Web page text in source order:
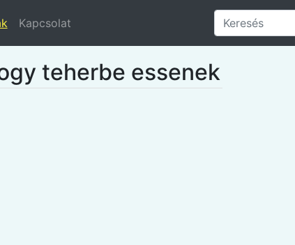
Kapcsolat
teherbe essenek